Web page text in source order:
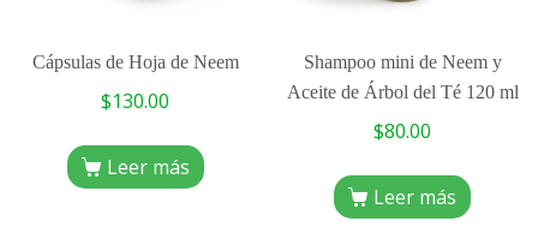
Cápsulas de Hoja de Neem
$130.00
Leer más
Shampoo mini de Neem y
Aceite de Árbol del Té 120 ml
$80.00
Leer más